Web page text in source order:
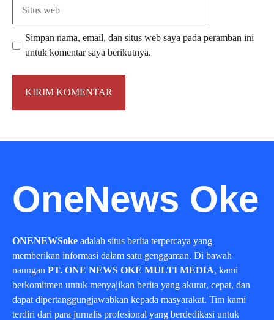
Simpan nama, email, dan situs web saya pada peramban ini
untuk komentar saya berikutnya.
OneNews Oke
ONENEWSoke adalah situs berita terpercaya yang
memberikan informasi dalam satu genggaman. Di bawah
naungan PT. ONE NEWS OKE MULTI MEDIA, kami
berkomitmen untuk menyajikan berita yang akurat, cepat, dan
dapat dipertanggungjawabkan kepada masyarakat. Tim kami
terdiri dari para jurnalis profesional yang berdedikasi untuk